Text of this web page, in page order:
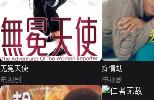
无冕天使
电视剧
痴情劫
电视剧